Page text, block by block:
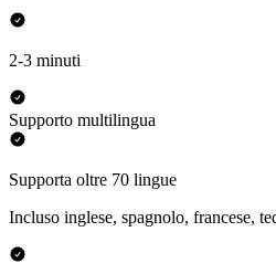
2-3 minuti
Supporto multilingua
Supporta oltre 70 lingue
Incluso inglese, spagnolo, francese,